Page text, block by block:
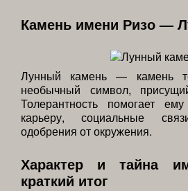
Камень имени Ризо —
Лунный камень — камень
необычный символ,
Толерантность помогает
карьеру, социальные
одобрения от окружения.
Характер и тайна
краткий итог